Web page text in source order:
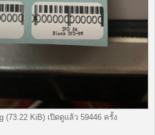
KiB) เปิดดูแล้ว 59446 ครั้ง